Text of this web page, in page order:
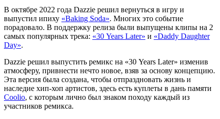
В октябре 2022 года Dazzie решил вернуться в игру и
выпустил ипиху «Baking Soda». Многих это событие
порадовало. В поддержку релиза были выпущены клипы на 2
самых популярных трека: «30 Years Later» и «Daddy Daughter
Day».
Dazzie решил выпустить ремикс на «30 Years Later» изменив
атмосферу, привнести нечто новое, взяв за основу концепцию.
Эта версия была создана, чтобы отпраздновать жизнь и
наследие хип-хоп артистов, здесь есть куплеты в дань памяти
Coolio, с которым лично был знаком походу каждый из
участников ремикса.